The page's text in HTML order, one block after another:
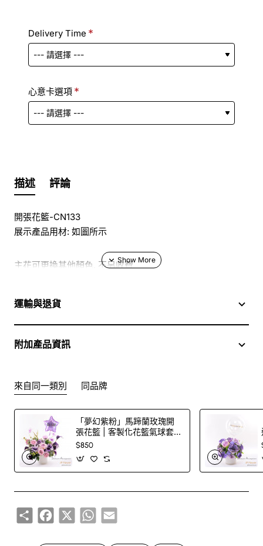
Delivery Time
心意卡選項
描述 評論
開張花籃-CN133
展示產品用材: 如圖所示
主花可更換其他顏色, 不另收費
於花店訂花, 隨花束附送精美心意咭一張, 歡迎到本花店查詢
訂購鮮花及手工製品前,為保障客戶利益,請閱讀 條款及細則
此花束價格不適用於(情人節期間 4/2-16/2)
運輸與退貨
附加產品資訊
來自同一類別 同品牌
「夢幻紫粉」馬蹄蘭玫瑰開
張花籃 | 客製化花籃氣球套
裝
$850
ShareFacebook
X WhatsApp
Email